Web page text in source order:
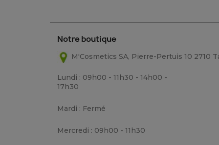
Notre boutique
M'Cosmetics SA, Pierre-Pertuis 10 2710
Lundi : 09h00 - 11h30 - 14h00 -
17h30
Mardi : Fermé
Mercredi : 09h00 - 11h30